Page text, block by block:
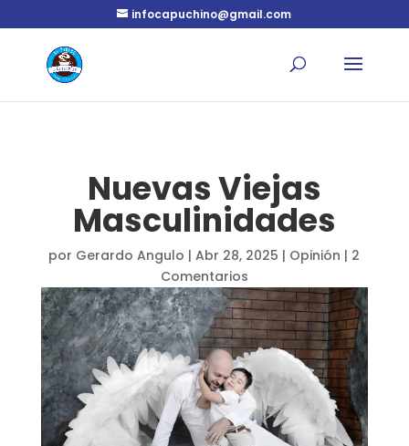
infocapuchino@gmail.com
Nuevas Viejas
Masculinidades
por Gerardo Angulo |Abr 28, 2025 | Opinión | 2
Comentarios